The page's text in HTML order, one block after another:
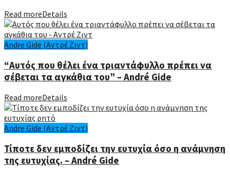
Read moreDetails
Andre Gide (Αντρέ Ζιντ)
“Αυτός που θέλει ένα τριαντάφυλλο πρέπει να
σέβεται τα αγκάθια του” – André Gide
Read moreDetails
Andre Gide (Αντρέ Ζιντ)
Τίποτε δεν εμποδίζει την ευτυχία όσο η ανάμνηση
της ευτυχίας. – André Gide